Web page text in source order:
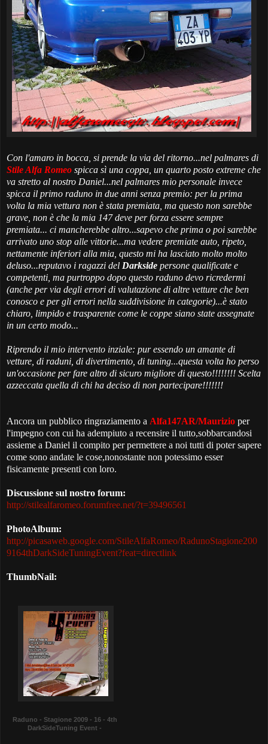
Con l'amaro in bocca, si prende la via del ritorno...nel palmares di
Stile Alfa Romeo spicca sì una coppa, un quarto posto extreme che
va stretto al nostro Daniel...nel palmares mio personale invece
spicca il primo raduno in due anni senza premio: per la prima
volta la mia vettura non è stata premiata, ma questo non sarebbe
grave, non è che la mia 147 deve per forza essere sempre
premiata... ci mancherebbe altro...sapevo che prima o poi sarebbe
arrivato uno stop alle vittorie...ma vedere premiate auto, ripeto,
nettamente inferiori alla mia, questo mi ha lasciato molto molto
deluso...reputavo i ragazzi del Darkside persone qualificate e
competenti, ma purtroppo dopo questo raduno devo ricredermi
(anche per via degli errori di valutazione di altre vetture che ben
conosco e per gli errori nella suddivisione in categorie)...è stato
chiaro, limpido e trasparente come le coppe siano state assegnate
in un certo modo...
Riprendo il mio intervento inziale: pur essendo un amante di
vetture, di raduni, di divertimento, di tuning...questa volta ho perso
un'occasione per fare altro di sicuro migliore di questo!!!!!!!! Scelta
azzeccata quella di chi ha deciso di non partecipare!!!!!!!
Ancora un pubblico ringraziamento a Alfa147AR/Maurizio per
l'impegno con cui ha adempiuto a recensire il tutto,sobbarcandosi
assieme a Daniel il compito per permettere a noi tutti di poter sapere
come sono andate le cose,nonostante non potessimo esser
fisicamente presenti con loro.
Discussione sul nostro forum:
http://stilealfaromeo.forumfree.net/?t=39496561
PhotoAlbum:
http://picasaweb.google.com/StileAlfaRomeo/RadunoStagione200
9164thDarkSideTuningEvent?feat=directlink
ThumbNail:
Raduno - Stagione 2009 - 16 - 4th
DarkSideTuning Event -